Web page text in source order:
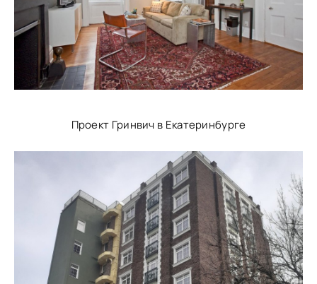
Проект Гринвич в Екатеринбурге